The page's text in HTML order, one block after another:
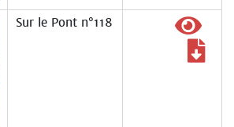
Sur le Pont n°118